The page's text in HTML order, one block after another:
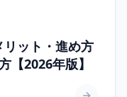
ット・進め方
【2026年版】